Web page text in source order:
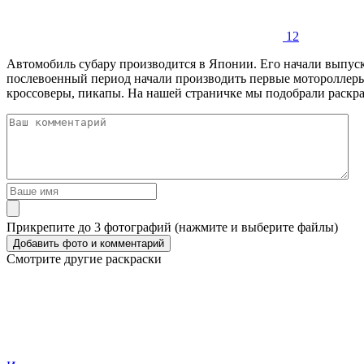
12
Автомобиль субару производится в Японии. Его начали
послевоенный период начали производить первые
кроссоверы, пикапы. На нашей страничке мы подобрали
Прикрепите до 3 фотографий (нажмите и выберите файлы)
Смотрите другие раскраски